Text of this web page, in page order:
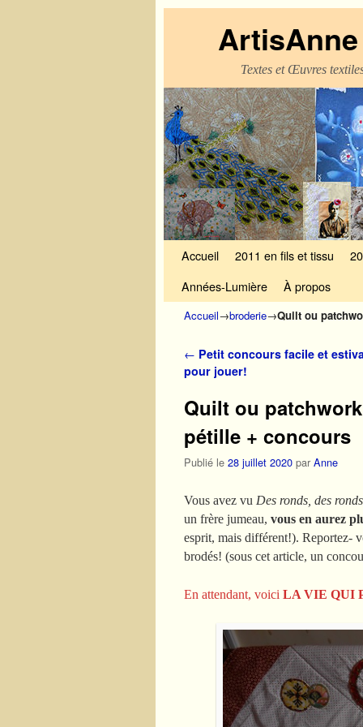
Textes et Œuvres
Accueil 2011 en fils et tissu
Années-Lumière
À propos
Accueil→broderie→Quilt ou
Navigation des articles
← Petit concours facile et
pour jouer!
Quilt ou
pétille + concours
Publié le 28 juillet 2020 par Anne
Vous avez vu Des ronds, des
un frère jumeau, vous en aurez
esprit, mais différent!). Reportez-
brodés! (sous cet article, un
En attendant, voici LA VIE QUI